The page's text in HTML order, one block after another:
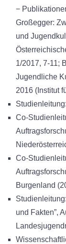
−
Großegger:
und
1/2017, 7-11;
Jugendliche
2016 (Institut
Co-
Co-
Burgenland
und Fakten”,